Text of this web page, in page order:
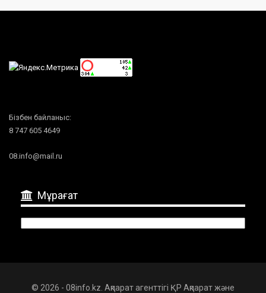
Бізбен байланыс:
8 747 605 4649
08.info@mail.ru
Мұрағат
© 2026 - 08info.kz. Ақпарат агенттігі ҚР Ақпарат және